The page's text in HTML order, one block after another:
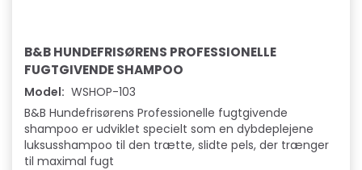
B&B HUNDEFRISØRENS PROFESSIONELLE
FUGTGIVENDE SHAMPOO
Model: WSHOP-103
B&B Hundefrisørens Professionelle fugtgivende
shampoo er udviklet specielt som en dybdeplejene
luksusshampoo til den trætte, slidte pels, der trænger
til maximal fugt